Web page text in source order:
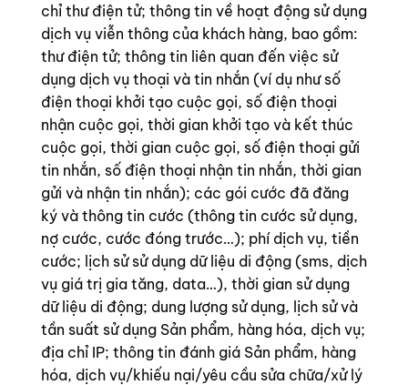
chỉ thư điện tử; thông tin về hoạt động sử dụng
dịch vụ viễn thông của khách hàng, bao gồm:
thư điện tử; thông tin liên quan đến việc sử
dụng dịch vụ thoại và tin nhắn (ví dụ như số
điện thoại khởi tạo cuộc gọi, số điện thoại
nhận cuộc gọi, thời gian khởi tạo và kết thúc
cuộc gọi, thời gian cuộc gọi, số điện thoại gửi
tin nhắn, số điện thoại nhận tin nhắn, thời gian
gửi và nhận tin nhắn); các gói cước đã đăng
ký và thông tin cước (thông tin cước sử dụng,
nợ cước, cước đóng trước…); phí dịch vụ, tiền
cước; lịch sử sử dụng dữ liệu di động (sms, dịch
vụ giá trị gia tăng, data…), thời gian sử dụng
dữ liệu di động; dung lượng sử dụng, lịch sử và
tần suất sử dụng Sản phẩm, hàng hóa, dịch vụ;
địa chỉ IP; thông tin đánh giá Sản phẩm, hàng
hóa, dịch vụ/khiếu nại/yêu cầu sửa chữa/xử lý